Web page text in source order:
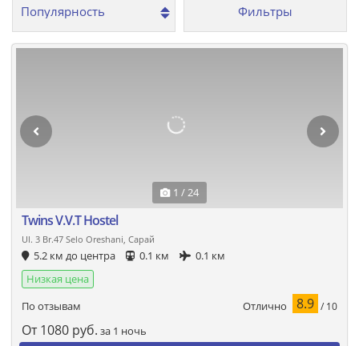
Фильтры
1 / 24
Twins V.V.T Hostel
Ul. 3 Br.47 Selo Oreshani, Сарай
5.2 км до центра 0.1 км
0.1 км
Низкая цена
По отзывам
Отлично 8.9 / 10
От 1080 руб. за 1 ночь